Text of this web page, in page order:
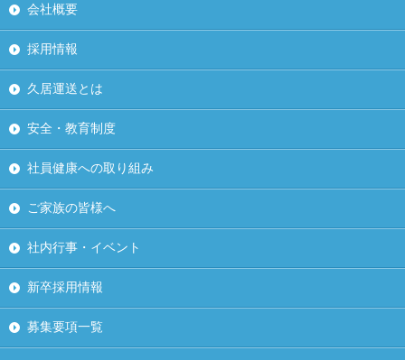
会社概要
採用情報
久居運送とは
安全・教育制度
社員健康への取り組み
ご家族の皆様へ
社内行事・イベント
新卒採用情報
募集要項一覧